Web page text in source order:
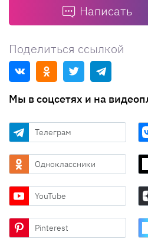
Написать
Поделиться ссылкой
Мы в соцсетях и на
Телеграм
Одноклассники
YouTube
Pinterest